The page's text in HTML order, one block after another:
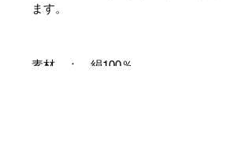
ます。
素材 ： 絹100％